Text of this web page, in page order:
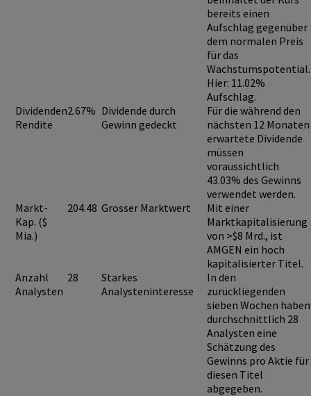
bereits einen
Aufschlag gegenüber
dem normalen Preis
für das
Wachstumspotential.
Hier: 11.02%
Aufschlag.
Dividenden
Rendite
2.67% Dividende durch
Gewinn gedeckt
Für die während den
nächsten 12 Monaten
erwartete Dividende
müssen
voraussichtlich
43.03% des Gewinns
verwendet werden.
Markt-
Kap. ($
Mia.)
204.48 Grosser Marktwert
Mit einer
Marktkapitalisierung
von >$8 Mrd., ist
AMGEN ein hoch
kapitalisierter Titel.
Anzahl
Analysten
28
Starkes
Analysteninteresse
In den
zurückliegenden
sieben Wochen haben
durchschnittlich 28
Analysten eine
Schätzung des
Gewinns pro Aktie für
diesen Titel
abgegeben.